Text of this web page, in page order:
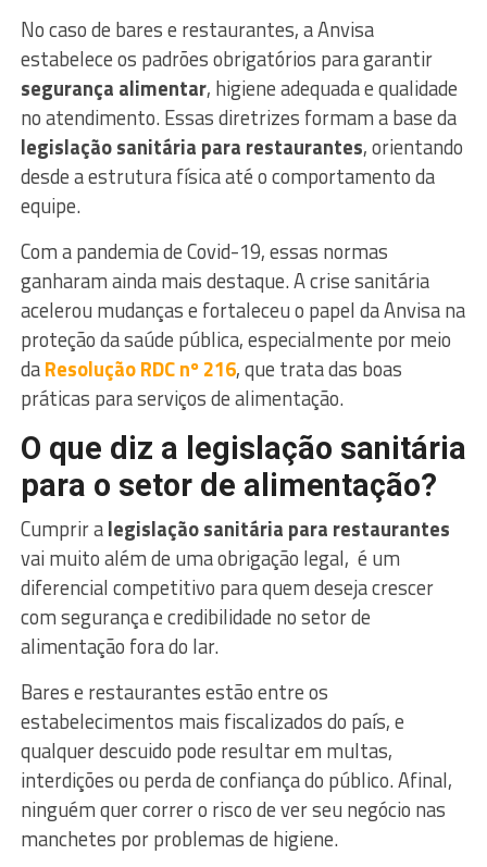
No caso de bares e restaurantes, a Anvisa
estabelece os padrões obrigatórios para garantir
segurança alimentar, higiene adequada e qualidade
no atendimento. Essas diretrizes formam a base da
legislação sanitária para restaurantes, orientando
desde a estrutura física até o comportamento da
equipe.
Com a pandemia de Covid-19, essas normas
ganharam ainda mais destaque. A crise sanitária
acelerou mudanças e fortaleceu o papel da Anvisa na
proteção da saúde pública, especialmente por meio
daResolução RDC nº 216, que trata das boas
práticas para serviços de alimentação.
O que diz a legislação sanitária
para o setor de alimentação?
Cumprir alegislação sanitária para restaurantes
vai muito além de uma obrigação legal, é um
diferencial competitivo para quem deseja crescer
com segurança e credibilidade no setor de
alimentação fora do lar.
Bares e restaurantes estão entre os
estabelecimentos mais fiscalizados do país, e
qualquer descuido pode resultar em multas,
interdições ou perda de confiança do público. Afinal,
ninguém quer correr o risco de ver seu negócio nas
manchetes por problemas de higiene.